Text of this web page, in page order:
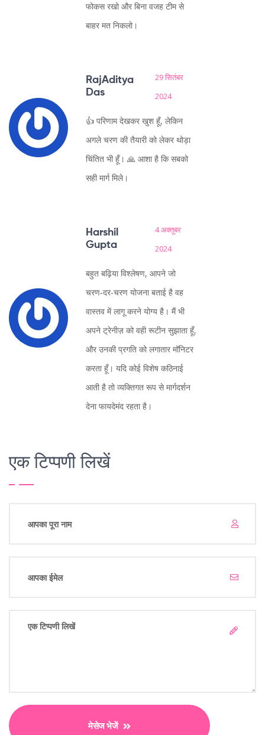
फोकस रखो और बिना वजह टीम से
बाहर मत निकलो।
RajAditya
Das
29 सितंबर
2024
👍 परिणाम देखकर खुश हूँ, लेकिन
अगले चरण की तैयारी को लेकर थोड़ा
चिंतित भी हूँ। 🙏 आशा है कि सबको
सही मार्ग मिले।
Harshil
Gupta
4 अक्तूबर
2024
बहुत बढ़िया विश्लेषण, आपने जो
चरण‑दर‑चरण योजना बताई है वह
वास्तव में लागू करने योग्य है। मैं भी
अपने ट्रेनीज़ को वही रूटीन सुझाता हूँ,
और उनकी प्रगति को लगातार मॉनिटर
करता हूँ। यदि कोई विशेष कठिनाई
आती है तो व्यक्तिगत रूप से मार्गदर्शन
देना फायदेमंद रहता है।
एक टिप्पणी लिखें
मेसेज भेजें